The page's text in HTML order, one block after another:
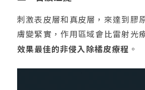
刺激表皮層和真皮層，來達到膠
膚變緊實，作用區域會比雷射光
效果最佳的非侵入除橘皮療程 。